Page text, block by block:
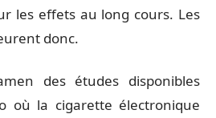
les effets au long cours. Les
donc.
des études disponibles
où la cigarette électronique